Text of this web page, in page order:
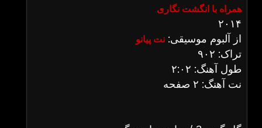
همراه با انگشت نگاری
۲۰۱۴
از آلبوم موسیقی: نت پیانو
تراک: ۹۰۲
طول آهنگ: ۲:۰۲
نت آهنگ: ۲ صفحه